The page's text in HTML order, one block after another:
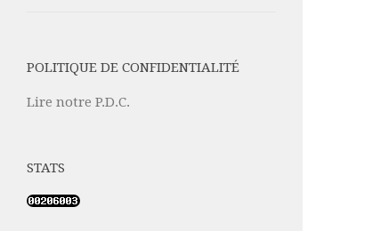
POLITIQUE DE CONFIDENTIALITÉ
Lire notre P.D.C.
STATS